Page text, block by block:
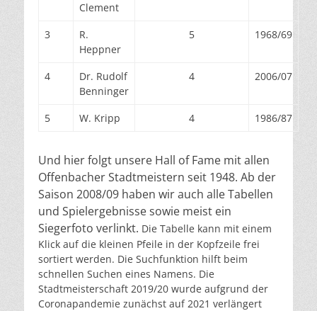
Clement
3
R.
Heppner
5 1968/69
4
Dr. Rudolf
Benninger
4 2006/07
5 W. Kripp 4 1986/87
Und hier folgt unsere Hall of Fame mit allen
Offenbacher Stadtmeistern seit 1948. Ab der
Saison 2008/09 haben wir auch alle Tabellen
und Spielergebnisse sowie meist ein
Siegerfoto verlinkt. Die Tabelle kann mit einem
Klick auf die kleinen Pfeile in der Kopfzeile frei
sortiert werden. Die Suchfunktion hilft beim
schnellen Suchen eines Namens. Die
Stadtmeisterschaft 2019/20 wurde aufgrund der
Coronapandemie zunächst auf 2021 verlängert